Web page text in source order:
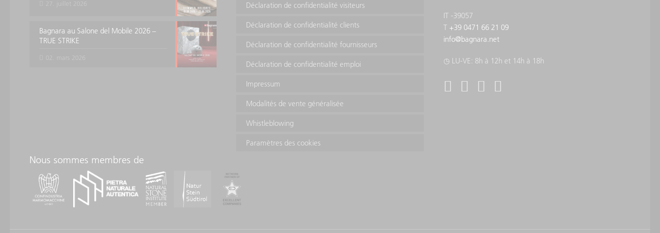
Bagnara au Salone del Mobile 2026 –
TRUE STRIKE
Déclaration de confidentialité visiteurs
Déclaration de confidentialité clients
Déclaration de confidentialité fournisseurs
Déclaration de confidentialité emploi
Impressum
Modalités de vente généralisée
Whistleblowing
Paramètres des cookies
IT -39057
T +39 0471 66 21 09
info@bagnara.net
◷ LU-VE: 8h à 12h et 14h à 18h
Nous sommes membres de